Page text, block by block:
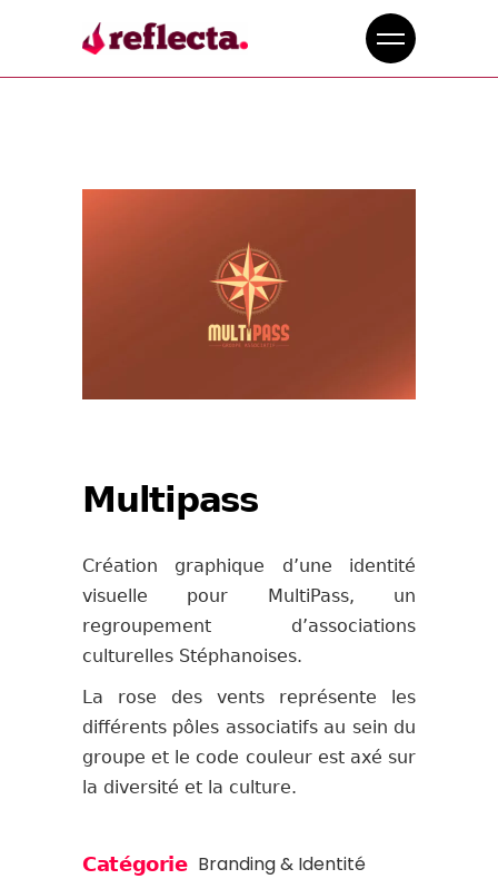
Multipass
Création graphique d’une identité
visuelle pour MultiPass, un
regroupement d’associations
culturelles Stéphanoises.
La rose des vents représente les
différents pôles associatifs au sein du
groupe et le code couleur est axé sur
la diversité et la culture.
Catégorie Branding & Identité